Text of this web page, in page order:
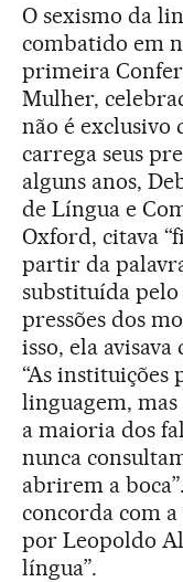
O sexismo da
combatido em
primeira
Mulher,
não é exclusivo
carrega seus
alguns anos,
de Língua e
Oxford, citava
partir da
substituída
pressões dos
isso, ela
“As instituições
linguagem, mas
a maioria dos
nunca
abrirem a
concorda com
por Leopoldo
língua”.